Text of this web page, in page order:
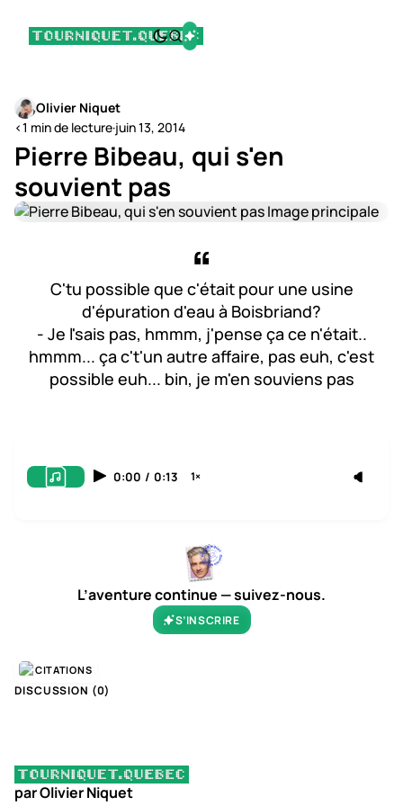
Olivier Niquet
<1 min de lecture·juin 13, 2014
Pierre Bibeau, qui s'en
souvient pas
C'tu possible que c'était pour une usine
d'épuration d'eau à Boisbriand?
- Je l'sais pas, hmmm, j'pense ça ce n'était..
hmmm... ça c't'un autre affaire, pas euh, c'est
possible euh... bin, je m'en souviens pas
0:00 / 0:13 1×
L’aventure continue — suivez-nous.
S’INSCRIRE
CITATIONS
DISCUSSION (0)
par Olivier Niquet